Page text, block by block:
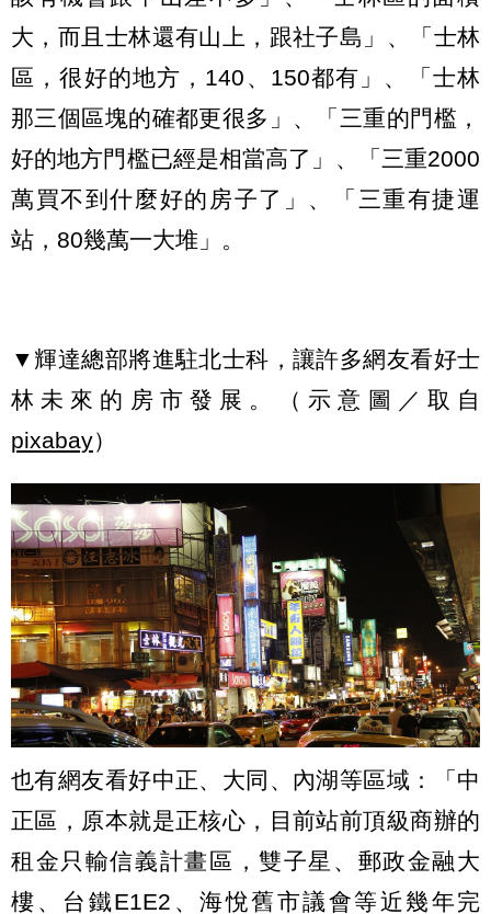
大，而且士林還有山上，跟社子島」、「士林
區，很好的地方，140、150都有」、「士林
那三個區塊的確都更很多」、「三重的門檻，
好的地方門檻已經是相當高了」、「三重2000
萬買不到什麼好的房子了」、「三重有捷運
站，80幾萬一大堆」。
▼輝達總部將進駐北士科，讓許多網友看好士
林未來的房市發展。（示意圖／取自
pixabay）
也有網友看好中正、大同、內湖等區域：「中
正區，原本就是正核心，目前站前頂級商辦的
租金只輸信義計畫區，雙子星、郵政金融大
樓、台鐵E1E2、海悅舊市議會等近幾年完